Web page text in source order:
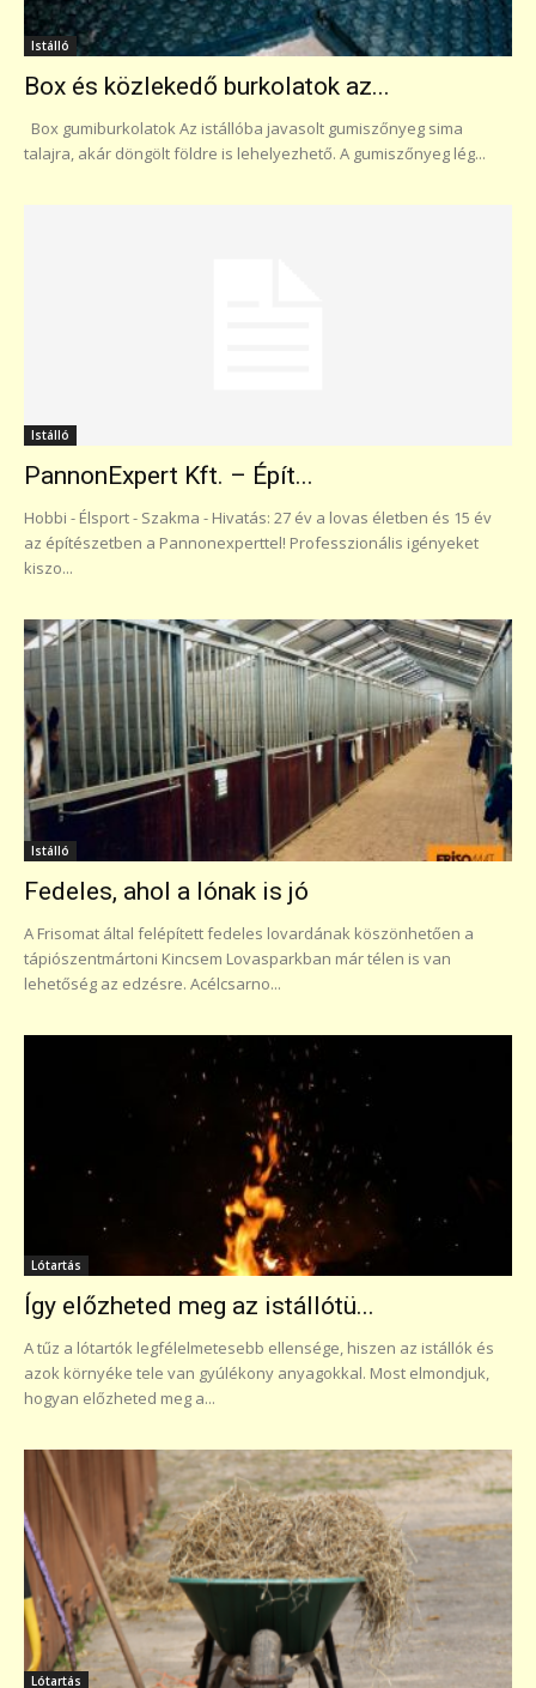
Istálló
Box és közlekedő burkolatok az...
Box gumiburkolatok Az istállóba javasolt gumiszőnyeg sima
talajra, akár döngölt földre is lehelyezhető. A gumiszőnyeg lég...
Istálló
PannonExpert Kft. – Épít...
Hobbi - Élsport - Szakma - Hivatás: 27 év a lovas életben és 15 év
az építészetben a Pannonexperttel! Professzionális igényeket
kiszo...
Istálló
Fedeles, ahol a lónak is jó
A Frisomat által felépített fedeles lovardának köszönhetően a
tápiószentmártoni Kincsem Lovasparkban már télen is van
lehetőség az edzésre. Acélcsarno...
Lótartás
Így előzheted meg az istállótü...
A tűz a lótartók legfélelmetesebb ellensége, hiszen az istállók és
azok környéke tele van gyúlékony anyagokkal. Most elmondjuk,
hogyan előzheted meg a...
Lótartás